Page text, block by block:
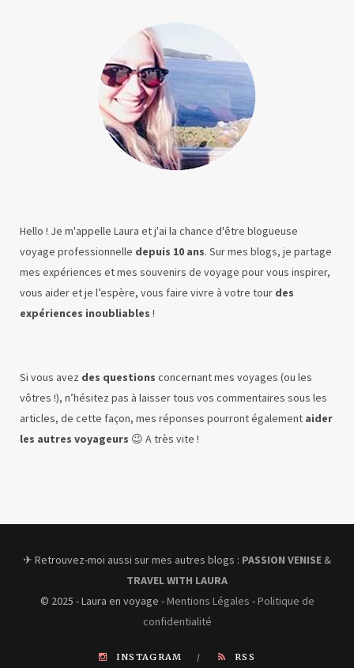
Hello ! Je m'appelle Laura et j'ai la chance d'être blogueuse
voyage professionnelle depuis 10 ans. Sur mes blogs, je partage
mes expériences et mes souvenirs de voyage pour vous inspirer,
vous aider et je l’espère, vous faire vivre à votre tour des
expériences inoubliables !
Si vous avez des questions concernant mes voyages (ou les
vôtres !), n’hésitez pas à laisser tous vos commentaires sous les
articles, de cette façon, mes réponses pourront également aider
les autres voyageurs 😉 A très vite !
✈︎ Retrouvez-moi aussi sur mes autres blogs : PASSION VENISE &
TRAVEL WITH LAURA
© 2025 - Laura en voyage -Mentions Légales -Politique de
confidentialité
INSTAGRAM RSS